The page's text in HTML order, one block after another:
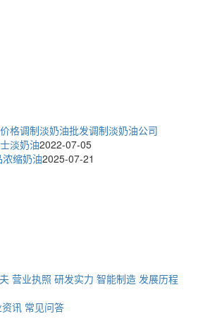
格调制淡奶油批发调制淡奶油公司
淡奶油2022-07-05
浓缩奶油2025-07-21
营业执照 研发实力 智能制造 发展历程
讯 常见问答